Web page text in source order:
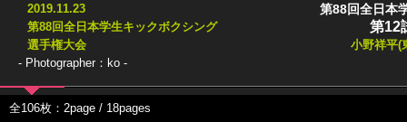
全興行を表示
ナイスミドル
アマチュアキック
協議会
全日本学生キック
建武館キッズ大会
Bigbang
おやじファイト 写真のサイズ
お受け取り方法
無料ダウンロード
2019.11.23
第88回全日本学生キックボクシング
選手権大会
- Photographer：ko -
第88回全日本
第12
小野祥平(
全106枚：2page / 18pages